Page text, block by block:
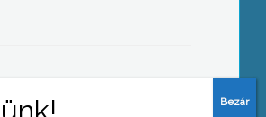
NAPI HÍREI